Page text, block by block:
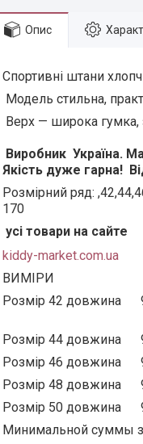
Опис
Спортивні штани
Модель стильна,
Верх — широка гумка,
Виробник Україна.
Якість дуже гарна!
Розмірний ряд:
170
усі товари на сайте
kiddy-market.com.ua
ВИМІРИ
Розмір 42 довжина
Розмір 44 довжина
Розмір 46 довжина
Розмір 48 довжина
Розмір 50 довжина
Минимальной суммы